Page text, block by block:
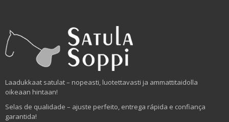
Laadukkaat satulat – nopeasti, luotettavasti ja ammattitaidolla
oikeaan hintaan!
Selas de qualidade – ajuste perfeito, entrega rápida e confiança
garantida!